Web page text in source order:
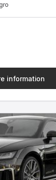
information